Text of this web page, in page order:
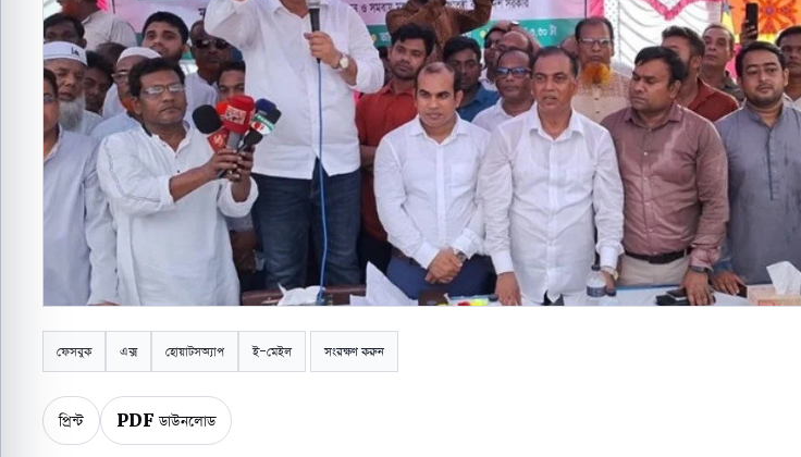
ফেসবুক এক্স হোয়াটসঅ্যাপ ই-মেইল সংরক্ষণ করুন
প্রিন্ট PDF ডাউনলোড